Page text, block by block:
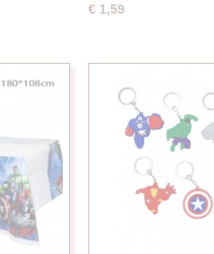
€ 1,59